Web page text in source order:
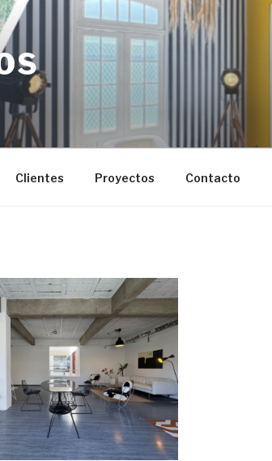
Clientes Proyectos Contacto